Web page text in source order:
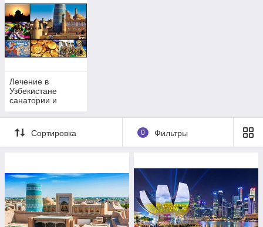
разработанный тур, в котором мы учли все нюансы:
проживание в отелях г. Ташкент, г. Самарканд и г. Бухара,
познавательный мастер класс по приготовлению бухарского
плова, переезды на скоростных поездах Афросияб внутри
Узбекистана.
Лечение в
Узбекистане
санатории и
Узбекистана
Сортировка
0 Фильтры